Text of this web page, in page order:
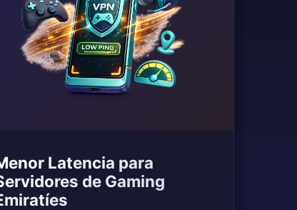
Latencia para
de Gaming